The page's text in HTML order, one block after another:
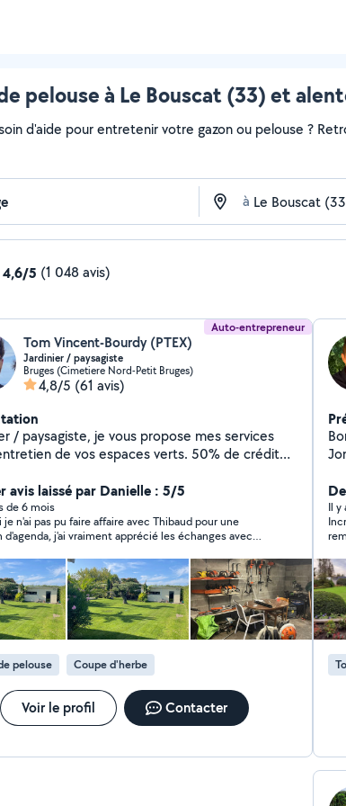
pelouse à Le Bouscat (33) et
d'aide pour entretenir votre gazon ou pelouse ?
à
4,6/5 (1 048 avis)
Auto-entrepreneur
Tom Vincent-Bourdy (PTEX)
Jardinier / paysagiste
Bruges (Cimetiere Nord-Petit Bruges)
4,8/5 (61 avis)
/ paysagiste, je vous propose mes services
de vos espaces verts. 50% de crédit
je m'engage à offrir des prestations de
dans le respect de l'environnement et des
pas à me contacter pour
ou pour un devis gratuit !
avis laissé par Danielle : 5/5
de 6 mois
je n'ai pas pu faire affaire avec Thibaud pour une
d'agenda, j'ai vraiment apprécié les échanges avec
devenue rare. Je n'hésiterai pas à le recontacter .
pelouse Coupe d'herbe
Voir le profil Contacter
que
si
de
Il y